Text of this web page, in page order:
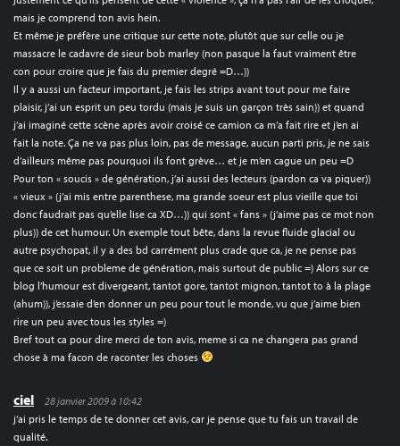
mais je comprend ton avis hein.
Et même je préfère une critique sur cette note, plutôt que sur celle ou je
massacre le cadavre de sieur bob marley (non pasque la faut vraiment être
con pour croire que je fais du premier degré =D…))
Il y a aussi un facteur important, je fais les strips avant tout pour me faire
plaisir, j’ai un esprit un peu tordu (mais je suis un garçon très sain)) et quand
j’ai imaginé cette scène après avoir croisé ce camion ca m’a fait rire et j’en ai
fait la note. Ça ne va pas plus loin, pas de message, aucun parti pris, je ne sais
d’ailleurs même pas pourquoi ils font grève… et je m’en cague un peu =D
Pour ton « soucis » de génération, j’ai aussi des lecteurs (pardon ca va piquer))
« vieux » (j’ai mis entre parenthese, ma grande soeur est plus vieille que toi
donc faudrait pas qu’elle lise ca XD…)) qui sont « fans » (j’aime pas ce mot non
plus)) de cet humour. Un exemple tout bête, dans la revue fluide glacial ou
autre psychopat, il y a des bd carrément plus crade que ca, je ne pense pas
que ce soit un probleme de génération, mais surtout de public =) Alors sur ce
blog l’humour est divergeant, tantot gore, tantot mignon, tantot to à la plage
(ahum)), j’essaie d’en donner un peu pour tout le monde, vu que j’aime bien
rire un peu avec tous les styles =)
Bref tout ca pour dire merci de ton avis, meme si ca ne changera pas grand
chose à ma facon de raconter les choses
ciel
28 janvier 2009 à 10:42
j’ai pris le temps de te donner cet avis, car je pense que tu fais un travail de
qualité.